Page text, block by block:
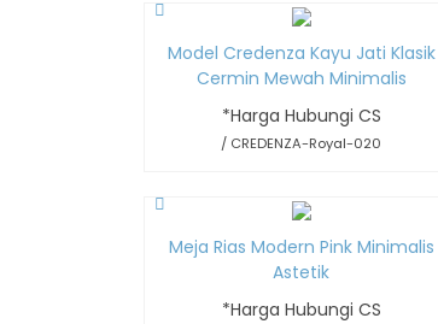
Model Credenza Kayu Jati Klasik
Cermin Mewah Minimalis
*Harga Hubungi CS
/ CREDENZA-Royal-020
Meja Rias Modern Pink Minimalis
Astetik
*Harga Hubungi CS